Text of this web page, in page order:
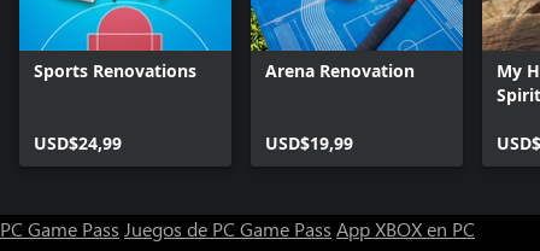
Sports Renovations
USD$24,99
Arena Renovation
USD$19,99
My
PC Game Pass Juegos de PC Game Pass App XBOX en PC